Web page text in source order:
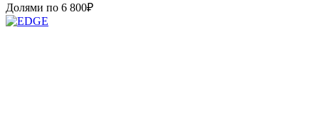
Долями по 6 800₽